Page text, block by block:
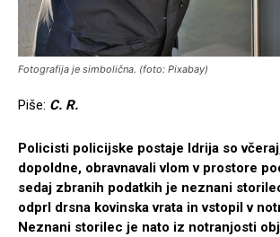
Fotografija je simbolična. (foto: Pixabay)
Piše: C. R.
Policisti policijske postaje Idrija so
dopoldne, obravnavali vlom v prostore
sedaj zbranih podatkih je neznani
odprl drsna kovinska vrata in vstopil v
Neznani storilec je nato iz notranjosti